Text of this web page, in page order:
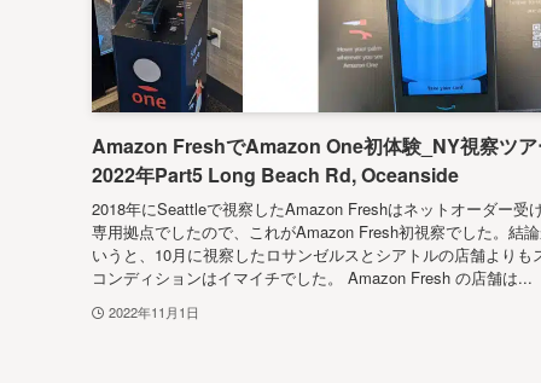
Amazon FreshでAmazon One初体験_NY視察ツ
2022年Part5 Long Beach Rd, Oceanside
2018年にSeattleで視察したAmazon Freshはネットオーダー受
専用拠点でしたので、これがAmazon Fresh初視察でした。結
いうと、10月に視察したロサンゼルスとシアトルの店舗よりも
コンディションはイマイチでした。 Amazon Fresh の店舗は...
2022年11月1日